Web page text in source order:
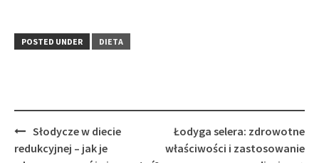
POSTED UNDER DIETA
Post
navigation
Słodycze w diecie
redukcyjnej – jak je
Łodyga selera: zdrowotne
właściwości i zastosowanie